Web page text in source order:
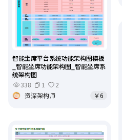
智能坐席平台系统功能架构图模板
_智能坐席功能架构图_智能坐席系
统架构图
338
1
2
资深架构师
￥6